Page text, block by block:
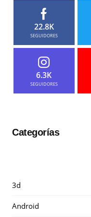
22.8K
SEGUIDORES
6.3K
SEGUIDORES
Categorías
3d
Android